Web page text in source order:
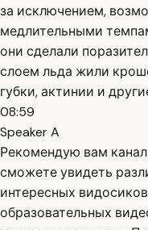
за исключением,
медлительными
они сделали
слоем льда жили
губки, актинии и
08:59
Speaker A
Рекомендую вам
сможете увидеть
интересных
образовательных